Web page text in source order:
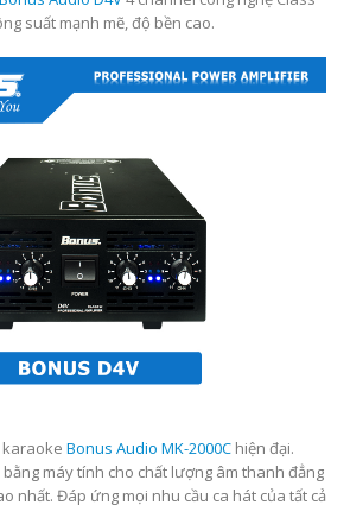
suất mạnh mẽ, độ bền cao.
karaoke Bonus Audio MK-2000C hiện đại.
bằng máy tính cho chất lượng âm thanh đẳng
nhất. Đáp ứng mọi nhu cầu ca hát của tất cả